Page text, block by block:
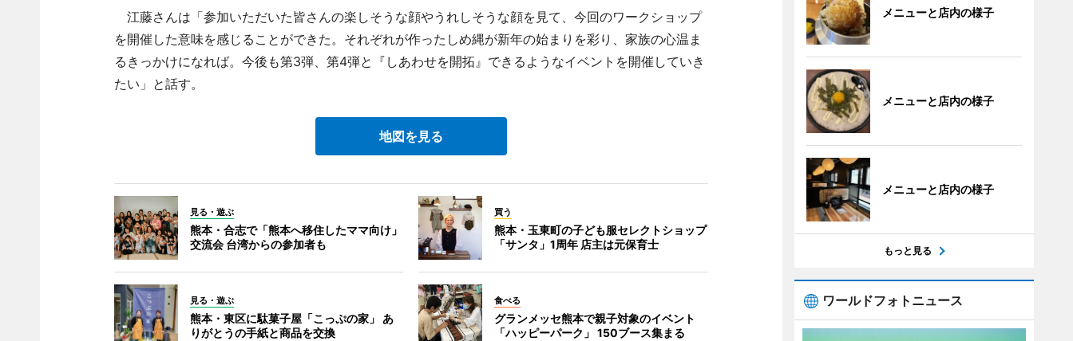
江藤さんは「参加いただいた皆さんの楽しそうな顔やうれしそうな顔を見て、今回のワークショップ
を開催した意味を感じることができた。それぞれが作ったしめ縄が新年の始まりを彩り、家族の心温ま
るきっかけになれば。今後も第3弾、第4弾と『しあわせを開拓』できるようなイベントを開催していき
たい」と話す。
地図を見る
見る・遊ぶ
熊本・合志で「熊本へ移住したママ向け」
交流会 台湾からの参加者も
買う
熊本・玉東町の子ども服セレクトショップ
「サンタ」1周年 店主は元保育士
見る・遊ぶ
熊本・東区に駄菓子屋「こっぷの家」 あ
りがとうの手紙と商品を交換
食べる
グランメッセ熊本で親子対象のイベント
「ハッピーパーク」 150ブース集まる
メニューと店内の様子
メニューと店内の様子
メニューと店内の様子
もっと見る
ワールドフォトニュース